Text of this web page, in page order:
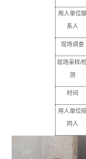
用人单位
系人
现场调查
现场采样/
测
时间
用人单位
同人